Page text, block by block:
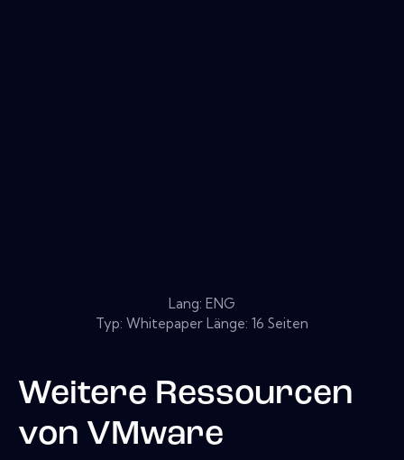
Lang: ENG
Typ: Whitepaper Länge: 16 Seiten
Weitere Ressourcen
von VMware